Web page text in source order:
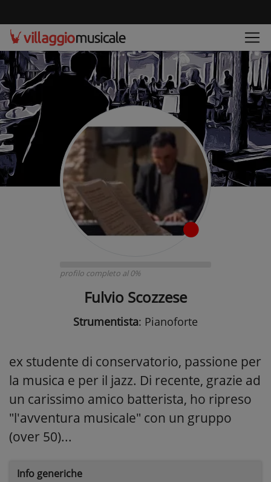
profilo completo al 0%
Fulvio Scozzese
Strumentista: Pianoforte
ex studente di conservatorio, passione per
la musica e per il jazz. Di recente, grazie ad
un carissimo amico batterista, ho ripreso
"l'avventura musicale" con un gruppo
(over 50)...
Info generiche